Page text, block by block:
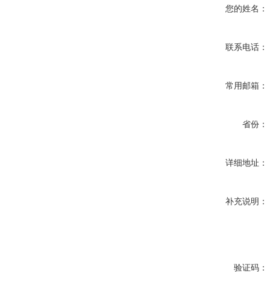
您的姓名：
联系电话：
常用邮箱：
省份：
详细地址：
补充说明：
验证码：